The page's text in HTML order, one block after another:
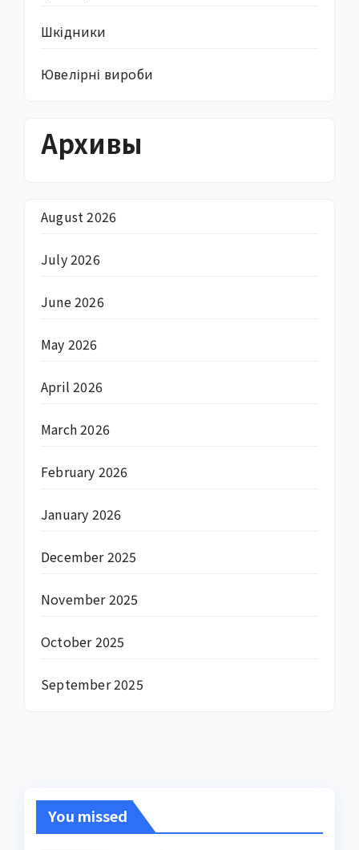
Шкідники
Ювелірні вироби
Архивы
August 2026
July 2026
June 2026
May 2026
April 2026
March 2026
February 2026
January 2026
December 2025
November 2025
October 2025
September 2025
You missed